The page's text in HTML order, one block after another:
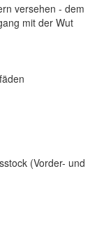
versehen - dem
mit der Wut
(Vorder- und